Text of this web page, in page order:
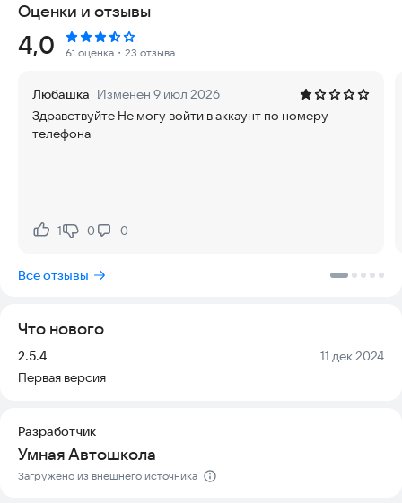
➤ Полный курс теории, утвержденный Министерством
просвещения России, который полностью заменяет
традиционное обучение в классе.
➤ Индивидуальная онлайн-программа для каждого ученика
➤ Умные режимы обучения, которые подстраиваются под
ваши личные способности и скорость восприятия.
➤ Персональный преподаватель теории, доступный
глубокого понимания материала.
➤ Полная имитация экзамена ГИБДД, включающая 5
«Мой учитель», а также к чату с преподавателем автошколы.
В этом режиме вы получаете авторские комментарии ко
тем и функцию перемешивания ответов.
Правила хранения личной информации:
policy
Оценки и отзывы
Рейтинг:
4,0 61 оценка ・23 отзыва
Любашка Изменён 9 июл 2026
Здравствуйте Не могу войти в аккаунт по номеру
телефона
Нравится:
1Не нравится:
0 0
Все отзывы
Что нового
Версия:
2.5.4 Дата:
11 дек 2024
Первая версия
Разработчик
Умная Автошкола
Загружено из внешнего источника